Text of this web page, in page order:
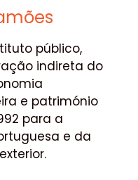
público,
indireta do
e património
para a
e da